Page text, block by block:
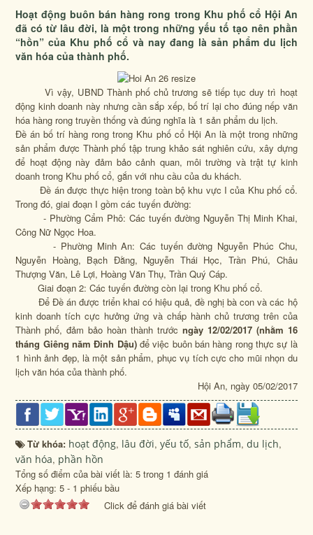
Hoạt động buôn bán hàng rong trong Khu phố cổ Hội An
đã có từ lâu đời, là một trong những yếu tố tạo nên phần
“hồn” của Khu phố cổ và nay đang là sản phẩm du lịch
văn hóa của thành phố.
Vì vậy, UBND Thành phố chủ trương sẽ tiếp tục duy trì hoạt
động kinh doanh này nhưng cần sắp xếp, bố trí lại cho đúng nếp văn
hóa hàng rong truyền thống và đúng nghĩa là 1 sản phẩm du lịch.
Đề án bố trí hàng rong trong Khu phố cổ Hội An là một trong những
sản phẩm được Thành phố tập trung khảo sát nghiên cứu, xây dựng
để hoạt động này đảm bảo cảnh quan, môi trường và trật tự kinh
doanh trong Khu phố cổ, gắn với nhu cầu của du khách.
Đề án được thực hiện trong toàn bộ khu vực I của Khu phố cổ.
Trong đó, giai đoạn I gồm các tuyến đường:
- Phường Cẩm Phô: Các tuyến đường Nguyễn Thị Minh Khai,
Công Nữ Ngọc Hoa.
- Phường Minh An: Các tuyến đường Nguyễn Phúc Chu,
Nguyễn Hoàng, Bạch Đằng, Nguyễn Thái Học, Trần Phú, Châu
Thượng Văn, Lê Lợi, Hoàng Văn Thụ, Trần Quý Cáp.
Giai đoạn 2: Các tuyến đường còn lại trong Khu phố cổ.
Để Đề án được triển khai có hiệu quả, đề nghị bà con và các hộ
kinh doanh tích cực hưởng ứng và chấp hành chủ trương trên của
Thành phố, đảm bảo hoàn thành trước ngày 12/02/2017 (nhằm 16
tháng Giêng năm Đinh Dậu)để việc buôn bán hàng rong thực sự là
1 hình ảnh đẹp, là một sản phẩm, phục vụ tích cực cho mũi nhọn du
lịch văn hóa của thành phố.
Hội An, ngày 05/02/2017
Từ khóa: hoạt động, lâu đời,yếu tố,sản phẩm,du lịch,
văn hóa, phần hồn
Tổng số điểm của bài viết là: 5 trong 1 đánh giá
Xếp hạng:5 - 1 phiếu bầu
Click để đánh giá bài viết